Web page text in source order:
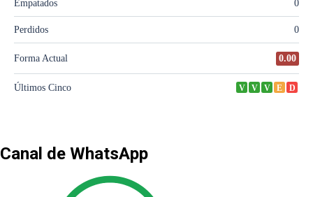
Canal de WhatsApp